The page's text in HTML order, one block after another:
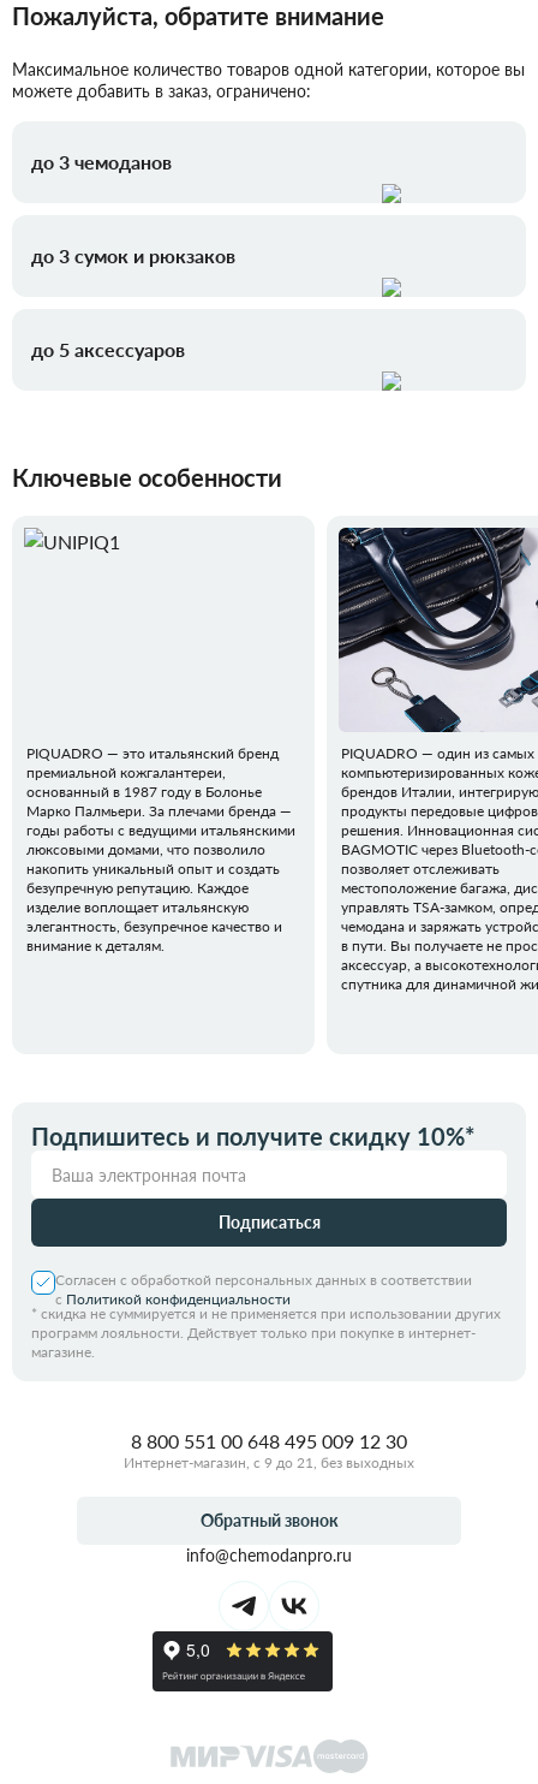
Пожалуйста, обратите внимание
Максимальное количество товаров одной категории, которое вы
можете добавить в заказ, ограничено:
до 3 чемоданов
до 3 сумок и рюкзаков
до 5 аксессуаров
Ключевые особенности
PIQUADRO — это итальянский бренд
премиальной кожгалантереи,
основанный в 1987 году в Болонье
Марко Палмьери. За плечами бренда —
годы работы с ведущими итальянскими
люксовыми домами, что позволило
накопить уникальный опыт и создать
безупречную репутацию. Каждое
изделие воплощает итальянскую
элегантность, безупречное качество и
внимание к деталям.
PIQUADRO — один из самых
компьютеризированных
брендов Италии,
продукты передовые
решения. Инновационная
BAGMOTIC через Bluetooth-
позволяет отслеживать
местоположение багажа,
управлять TSA-замком,
чемодана и заряжать
в пути. Вы получаете не
аксессуар, а
спутника для динамичной
Подпишитесь и получите скидку 10%*
Подписаться
Согласен с обработкой персональных данных в соответствии
с Политикой конфиденциальности
* скидка не суммируется и не применяется при использовании других
программ лояльности. Действует только при покупке в интернет-
магазине.
8 800 551 00 648 495 009 12 30
Интернет-магазин, с 9 до 21, без выходных
Обратный звонок
info@chemodanpro.ru